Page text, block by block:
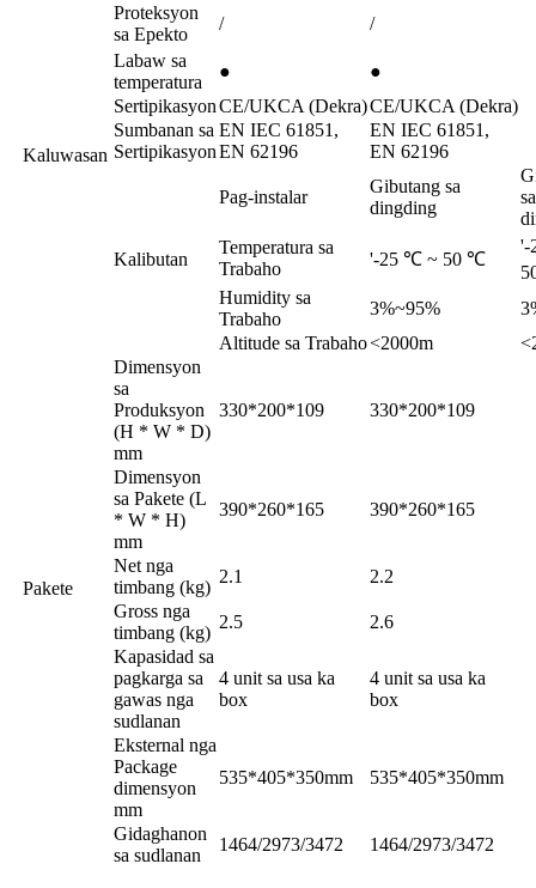
Kaluwasan
Proteksyon
sa Epekto
/
/
Labaw sa
temperatura
●
●
SertipikasyonCE/UKCA (Dekra)CE/UKCA (Dekra)
Sumbanan sa
Sertipikasyon
EN IEC 61851,
EN 62196
EN IEC 61851,
EN 62196
Kalibutan
Pag-instalar
Gibutang sa
dingding
sa
Temperatura sa
Trabaho
'-25 ℃ ~ 50 ℃
'-
Humidity sa
Trabaho
3%~95%
Altitude sa Trabaho<2000m
Pakete
Dimensyon
sa
Produksyon
(H * W * D)
mm
330*200*109 330*200*109
Dimensyon
sa Pakete (L
* W * H)
mm
390*260*165 390*260*165
Net nga
timbang (kg)
2.1
2.2
Gross nga
timbang (kg)
2.5
2.6
Kapasidad sa
pagkarga sa
gawas nga
sudlanan
4 unit sa usa ka
box
4 unit sa usa ka
box
Eksternal nga
Package
dimensyon
mm
535*405*350mm 535*405*350mm
Gidaghanon
sa sudlanan
1464/2973/3472 1464/2973/3472